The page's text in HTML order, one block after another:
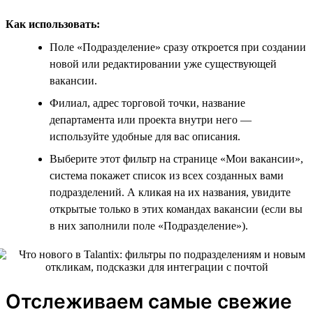
Как использовать:
Поле «Подразделение» сразу откроется при создании
новой или редактировании уже существующей
вакансии.
Филиал, адрес торговой точки, название
департамента или проекта внутри него —
используйте удобные для вас описания.
Выберите этот фильтр на странице «Мои вакансии»,
система покажет список из всех созданных вами
подразделений. А кликая на их названия, увидите
открытые только в этих командах вакансии (если вы
в них заполнили поле «Подразделение»).
Отслеживаем самые свежие